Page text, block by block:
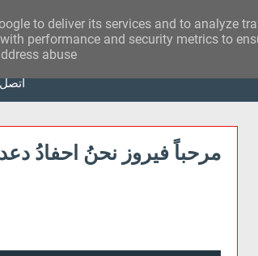
أتصل
مرحباً فيروز نحنُ احفادُ
to deliver its services and to analyze
performance and security metrics to
abuse.